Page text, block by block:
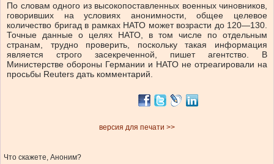
По словам одного из высокопоставленных военных чиновников,
говоривших на условиях анонимности, общее целевое
количество бригад в рамках НАТО может возрасти до 120—130.
Точные данные о целях НАТО, в том числе по отдельным
странам, трудно проверить, поскольку такая информация
является строго засекреченной, пишет агентство. В
Министерстве обороны Германии и НАТО не отреагировали на
просьбы Reuters дать комментарий.
версия для печати >>
Что скажете, Аноним?